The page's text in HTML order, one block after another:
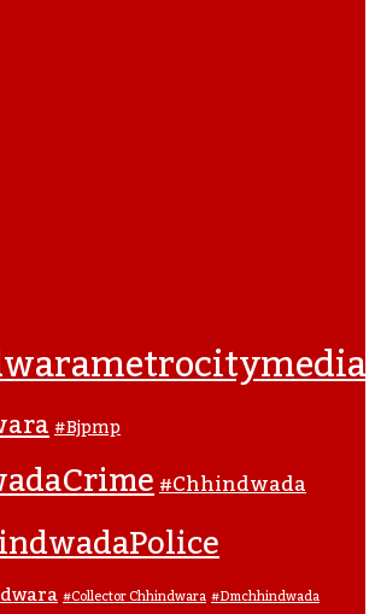
#bjpmp
#Chhindwada
#collector Chhindwara#dmchhindwada